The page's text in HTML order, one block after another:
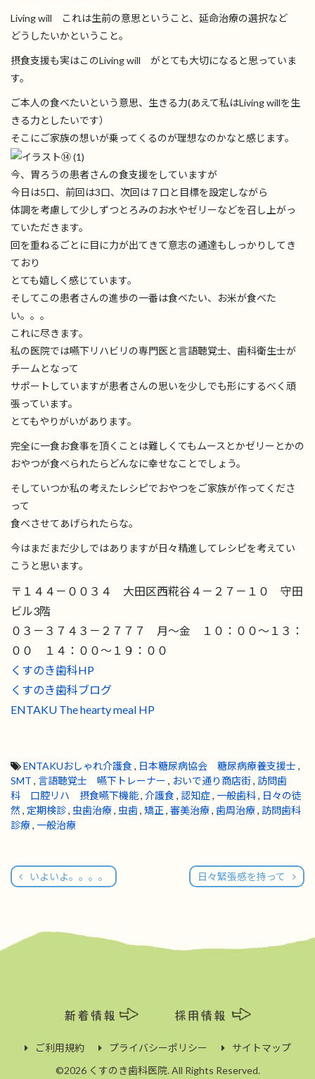
Living will これは生前の意思ということ、延命治療の選択など
どうしたいかということ。
摂食支援も実はこのLiving will がとても大切になると思っていま
す。
ご本人の食べたいという意思、生きる力(あえて私はLiving willを生
きる力としたいです）
そこにご家族の想いが乗ってくるのが理想なのかなと感じます。
今、胃ろうの患者さんの食支援をしていますが
今日は5口、前回は3口、次回は７口と目標を設定しながら
体調を考慮して少しずつとろみのお水やゼリーなどを召し上がっ
ていただきます。
回を重ねるごとに目に力が出てきて意志の通達もしっかりしてき
ており
とても嬉しく感じています。
そしてこの患者さんの進歩の一番は食べたい、お米が食べた
い。。。
これに尽きます。
私の医院では嚥下リハビリの専門医と言語聴覚士、歯科衛生士が
チームとなって
サポートしていますが患者さんの思いを少しでも形にするべく頑
張っています。
とてもやりがいがあります。
完全に一食お食事を頂くことは難しくてもムースとかゼリーとかの
おやつが食べられたらどんなに幸せなことでしょう。
そしていつか私の考えたレシピでおやつをご家族が作ってくださ
って
食べさせてあげられたらな。
今はまだまだ少しではありますが日々精進してレシピを考えてい
こうと思います。
〒１４４－００３４ 大田区西糀谷４－２７－１０ 守田
ビル3階
０３－３７４３－２７７７ 月～金 １０：００～１３：
００ １４：００～１９：００
くすのき歯科HP
くすのき歯科ブログ
ENTAKU The hearty meal HP
ENTAKUおしゃれ介護食 , 日本糖尿病協会 糖尿病療養支援士 ,
SMT , 言語聴覚士 嚥下トレーナー , おいで通り商店街, 訪問歯
科 口腔リハ 摂食嚥下機能, 介護食 , 認知症, 一般歯科, 日々の徒
然 , 定期検診, 虫歯治療, 虫歯, 矯正 , 審美治療, 歯周治療, 訪問歯科
診療, 一般治療
日々緊張感を持って
いよいよ。。。。
ご利用規約 プライバシーポリシー
サイトマップ
©2026 くすのき歯科医院. All Rights Reserved.